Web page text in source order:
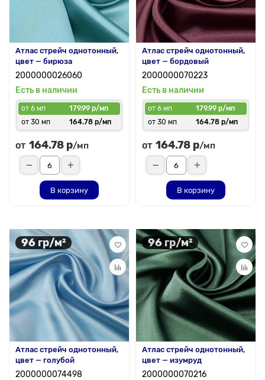
Атлас стрейч однотонный,
цвет — бирюза
2000000026060
Есть в наличии
от 6 мп
179.99 р/мп
от 30 мп
164.78 р/мп
от 164.78 р/мп
В корзину
Атлас стрейч однотонный,
цвет — бордовый
2000000070223
Есть в наличии
от 6 мп
179.99 р/мп
от 30 мп
164.78 р/мп
от 164.78 р/мп
В корзину
96 гр/м²
Атлас стрейч однотонный,
цвет — голубой
2000000074498
96 гр/м²
Атлас стрейч однотонный,
цвет — изумруд
2000000070216